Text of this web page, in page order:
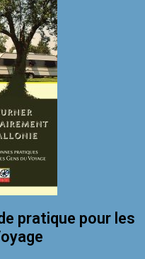
pratique pour les